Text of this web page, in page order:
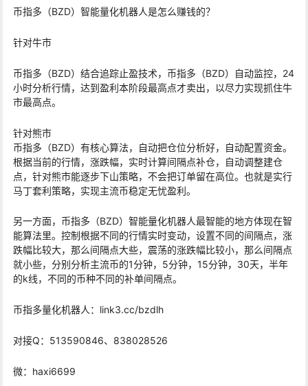
币指多（BZD）智能量化机器人是怎么赚钱的？
针对牛市
币指多（BZD）结合追踪止盈技术，币指多（BZD）自动监控，24
小时分析行情，达到盈利本阶段最高点才卖出，以尽力实现抓住牛
市最高点。
针对熊市
币指多（BZD）有核心算法，自动把仓位分析好，自动配置资金。
根据当前的行情，涨跌幅，实时计算间隔点补仓，自动调整建仓
点，针对熊市能逐步下山策略，不会把订单留在高位。也就是实行
马丁套利策略，实现主流币稳定无忧盈利。
另一方面，币指多（BZD）智能量化机器人最智能的地方体现在智
能算法里。控制根据不同的行情实时变动，设置不同的间隔点，涨
跌幅比较大，那么间隔点大些，震荡的涨跌幅比较小，那么间隔点
就小些，分别分析主流币的1分钟，5分钟，15分钟，30天，半年
的k线，不同的币种不同的补单间隔点。
币指多量化机器人：link3.cc/bzdlh
对接Q：513590846、838028526
微：haxi6699